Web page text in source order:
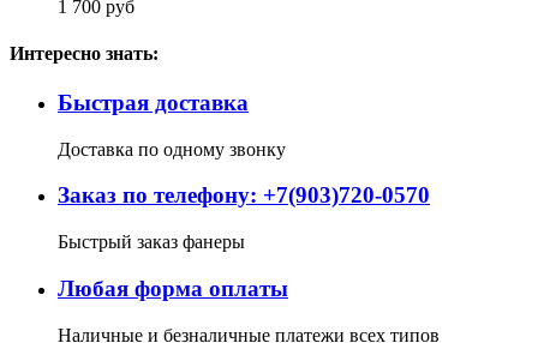
1 700 руб
Интересно знать:
Быстрая доставка
Доставка по одному звонку
Заказ по телефону: +7(903)720-0570
Быстрый заказ фанеры
Любая форма оплаты
Наличные и безналичные платежи всех типов